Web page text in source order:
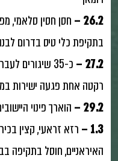
26.2 –
חסן חסין סלאמי,
בתקיפת כלי טיס בדרום
27.2 –
כ-35 שיגורים
רקטה אחת פגעה ישירות
29.2 –
הוארך פינוי
1.3 –
רזא זראעי, קצין
האיראניים, חוסל בתקיפה